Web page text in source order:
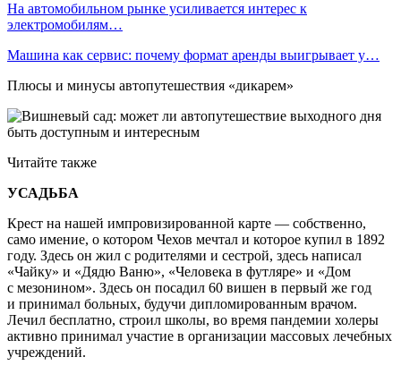
На автомобильном рынке усиливается интерес к
электромобилям…
Машина как сервис: почему формат аренды выигрывает у…
Плюсы и минусы автопутешествия «дикарем»
Читайте также
УСАДЬБА
Крест на нашей импровизированной карте — собственно,
само имение, о котором Чехов мечтал и которое купил в 1892
году. Здесь он жил с родителями и сестрой, здесь написал
«Чайку» и «Дядю Ваню», «Человека в футляре» и «Дом
с мезонином». Здесь он посадил 60 вишен в первый же год
и принимал больных, будучи дипломированным врачом.
Лечил бесплатно, строил школы, во время пандемии холеры
активно принимал участие в организации массовых лечебных
учреждений.